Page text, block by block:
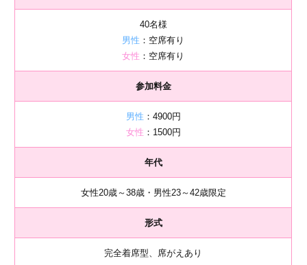
40名様
男性 ：空席有り
女性 ：空席有り
参加料金
男性 ：4900円
女性 ：1500円
年代
女性20歳～38歳・男性23～42歳限定
形式
完全着席型、席がえあり